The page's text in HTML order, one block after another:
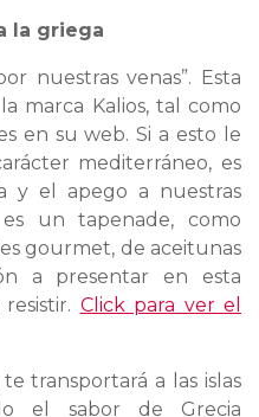
la griega
nuestras venas”. Esta
marca Kalios, tal como
en su web. Si a esto le
mediterráneo, es
y el apego a nuestras
un tapenade, como
gourmet, de aceitunas
a presentar en esta
Click para ver el
transportará a las islas
el sabor de Grecia